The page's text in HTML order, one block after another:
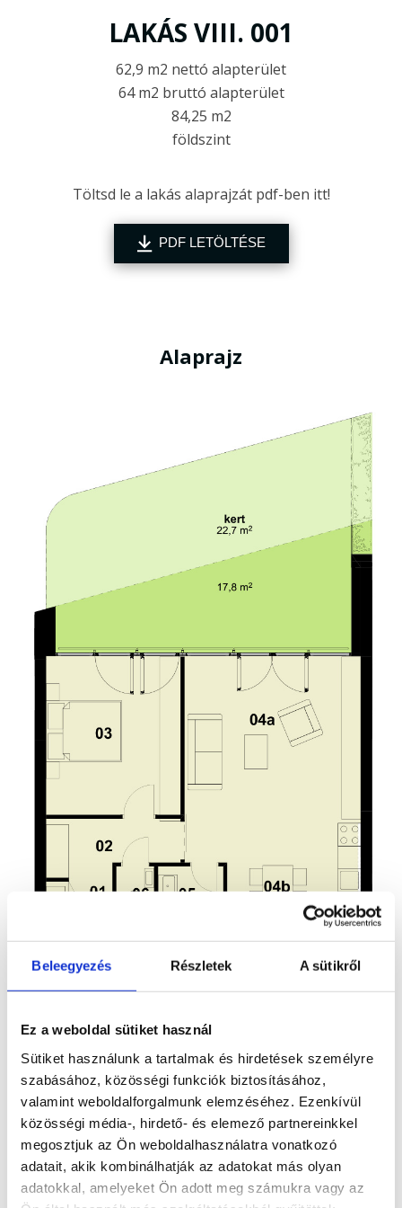
Beleegyezés Részletek A sütikről
Ez a weboldal sütiket használ
Sütiket használunk a tartalmak és hirdetések személyre
szabásához, közösségi funkciók biztosításához,
valamint weboldalforgalmunk elemzéséhez. Ezenkívül
közösségi média-, hirdető- és elemező partnereinkkel
megosztjuk az Ön weboldalhasználatra vonatkozó
adatait, akik kombinálhatják az adatokat más olyan
adatokkal, amelyeket Ön adott meg számukra vagy az
LAKÁS VIII. 001
62,9 m2 nettó alapterület
64 m2 bruttó alapterület
84,25 m2
földszint
Töltsd le a lakás alaprajzát pdf-ben itt!
PDF LETÖLTÉSE
Alaprajz
Paraméterek
Bruttó terület 64 m2